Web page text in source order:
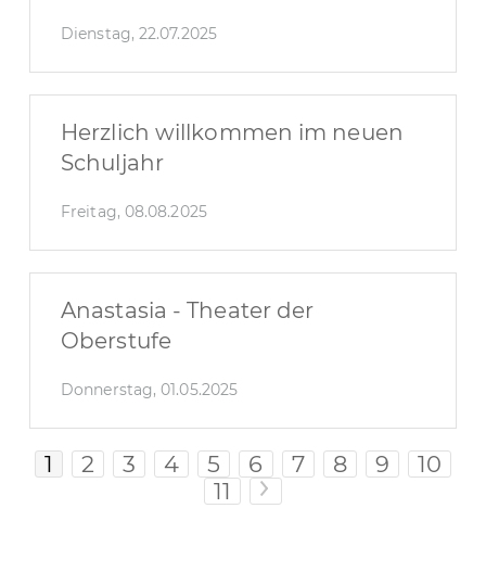
Dienstag, 22.07.2025
Herzlich willkommen im neuen
Schuljahr
Freitag, 08.08.2025
Anastasia - Theater der
Oberstufe
Donnerstag, 01.05.2025
1 2 3 4 5 6 7 8 9
10
11
>